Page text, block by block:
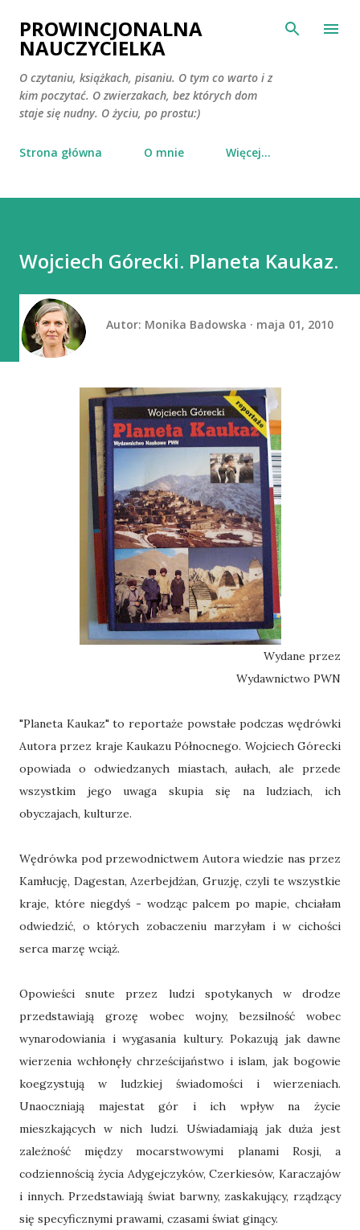
Przejdź do głównej zawartości
PROWINCJONALNA
NAUCZYCIELKA
O czytaniu, książkach, pisaniu. O tym co warto i z
kim poczytać. O zwierzakach, bez których dom
staje się nudny. O życiu, po prostu:)
Strona główna O mnie Więcej…
Wojciech Górecki. Planeta Kaukaz.
Autor: Monika Badowska maja 01, 2010
Wydane przez
Wydawnictwo PWN
"Planeta Kaukaz" to reportaże powstałe podczas wędrówki
Autora przez kraje Kaukazu Północnego. Wojciech Górecki
opowiada o odwiedzanych miastach, aułach, ale przede
wszystkim jego uwaga skupia się na ludziach, ich
obyczajach, kulturze.
Wędrówka pod przewodnictwem Autora wiedzie nas przez
Kamłucję, Dagestan, Azerbejdżan, Gruzję, czyli te wszystkie
kraje, które niegdyś - wodząc palcem po mapie, chciałam
odwiedzić, o których zobaczeniu marzyłam i w cichości
serca marzę wciąż.
Opowieści snute przez ludzi spotykanych w drodze
przedstawiają grozę wobec wojny, bezsilność wobec
wynarodowiania i wygasania kultury. Pokazują jak dawne
wierzenia wchłonęły chrześcijaństwo i islam, jak bogowie
koegzystują w ludzkiej świadomości i wierzeniach.
Unaoczniają majestat gór i ich wpływ na życie
mieszkających w nich ludzi. Uświadamiają jak duża jest
zależność między mocarstwowymi planami Rosji, a
codziennością życia Adygejczyków, Czerkiesów, Karaczajów
i innych. Przedstawiają świat barwny, zaskakujący, rządzący
się specyficznymi prawami, czasami świat ginący.